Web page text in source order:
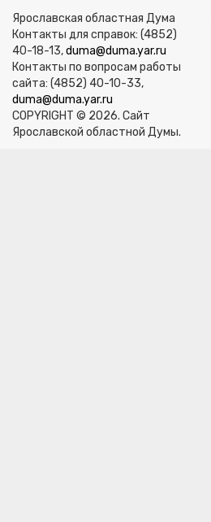
Ярославская областная Дума
Контакты для справок: (4852)
40-18-13,duma@duma.yar.ru
Контакты по вопросам работы
сайта: (4852) 40-10-33,
duma@duma.yar.ru
COPYRIGHT © 2026. Сайт
Ярославской областной Думы.